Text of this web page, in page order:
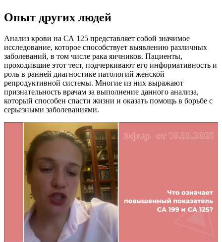
Опыт других людей
Анализ крови на СА 125 представляет собой значимое
исследование, которое способствует выявлению различных
заболеваний, в том числе рака яичников. Пациенты,
проходившие этот тест, подчеркивают его информативность и
роль в ранней диагностике патологий женской
репродуктивной системы. Многие из них выражают
признательность врачам за выполнение данного анализа,
который способен спасти жизни и оказать помощь в борьбе с
серьезными заболеваниями.